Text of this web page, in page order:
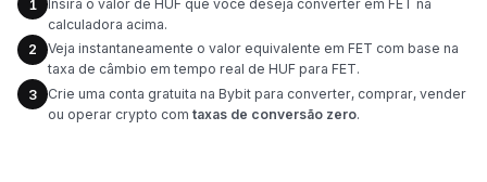
1
Insira o valor de HUF que você deseja converter em FET na
calculadora acima.
2
Veja instantaneamente o valor equivalente em FET com base na
taxa de câmbio em tempo real de HUF para FET.
3
Crie uma conta gratuita na Bybit para converter, comprar, vender
ou operar crypto com taxas de conversão zero.